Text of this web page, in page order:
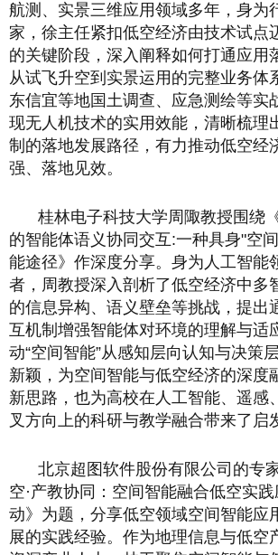
航测、实景三维应用领域多年，身为
家，徐主任紧扣低空经济由技术试点
的关键阶段，深入阐释如何打通应用
从试飞升空到实景运用的完整业务体
东信宜等地国土调查、应急测绘等实
现无人机技术的实用效能，清晰梳理
制的落地发展路径，有力推动低空经
强、落地见效。
桂林电子科技大学周陬教授围绕
的智能体语义协同交互:一种具身"空
能途径》作深度分享。身为人工智能
者，周教授深入剖析了低空经济中多
的信息异构、语义壁垒等挑战，提出
互机制增强智能体对环境的理解与适
动“空间智能”从感知层向认知与决策
新颖，为空间智能与低空经济的深度
新思路，也为高校在人工智能、遥感
叉方向上的科研与教学融合带来了启
北京超图软件股份有限公司的专
空·产教协同：空间智能融合低空实
动》为题，分享低空领域空间智能应
展的实践经验。作为地理信息与低空